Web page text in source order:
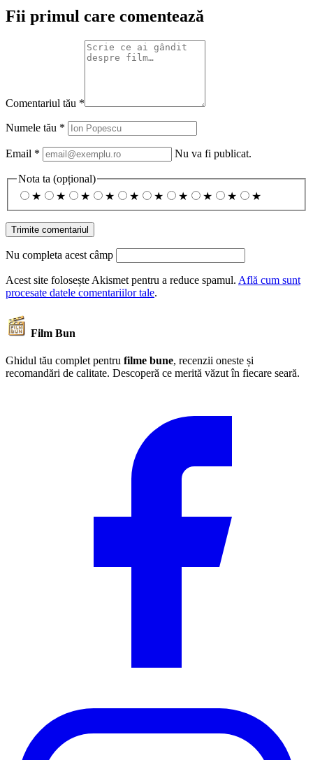
Fii primul care comentează
Comentariul tău *
Numele tău *
Email * Nu va fi publicat.
Nota ta (opțional)
★
★ ★ ★ ★ ★ ★ ★ ★ ★
Nu completa acest câmp
Acest site folosește Akismet pentru a reduce spamul. Află cum sunt
procesate datele comentariilor tale.
Film Bun
Ghidul tău complet pentru filme bune, recenzii oneste și
recomandări de calitate. Descoperă ce merită văzut în fiecare seară.